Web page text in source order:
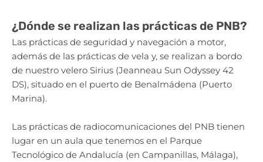
¿Dónde se realizan las prácticas de PNB?
Las prácticas de seguridad y navegación a motor,
además de las prácticas de vela y, se realizan a bordo
de nuestro velero Sirius (Jeanneau Sun Odyssey 42
DS), situado en el puerto de Benalmádena (Puerto
Marina).
Las prácticas de radiocomunicaciones del PNB tienen
lugar en un aula que tenemos en el Parque
Tecnológico de Andalucía (en Campanillas, Málaga),